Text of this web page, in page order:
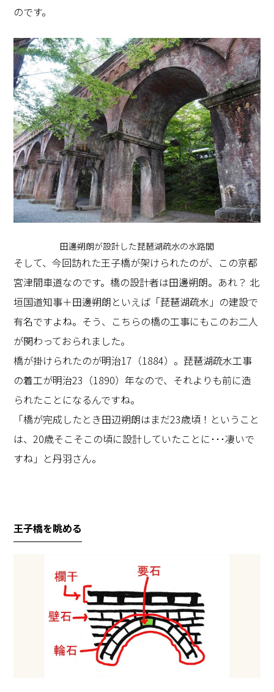
のです。
田邊朔朗が設計した琵琶湖疏水の水路閣
そして、今回訪れた王子橋が架けられたのが、この京都
宮津間車道なのです。橋の設計者は田邊朔朗。あれ？ 北
垣国道知事＋田邊朔朗といえば「琵琶湖疏水」の建設で
有名ですよね。そう、こちらの橋の工事にもこのお二人
が関わっておられました。
橋が掛けられたのが明治17（1884）。琵琶湖疏水工事
の着工が明治23（1890）年なので、それよりも前に造
られたことになるんですね。
「橋が完成したとき田辺朔朗はまだ23歳頃！ということ
は、20歳そこそこの頃に設計していたことに･･･凄いで
すね」と丹羽さん。
王子橋を眺める